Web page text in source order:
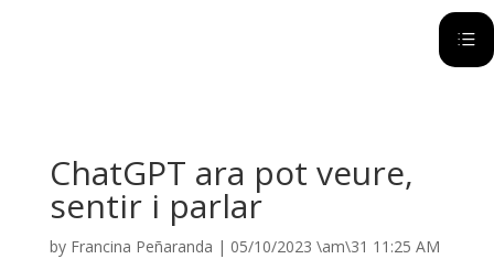
d
ChatGPT ara pot veure,
sentir i parlar
by Francina Peñaranda | 05/10/2023 \am\31 11:25 AM